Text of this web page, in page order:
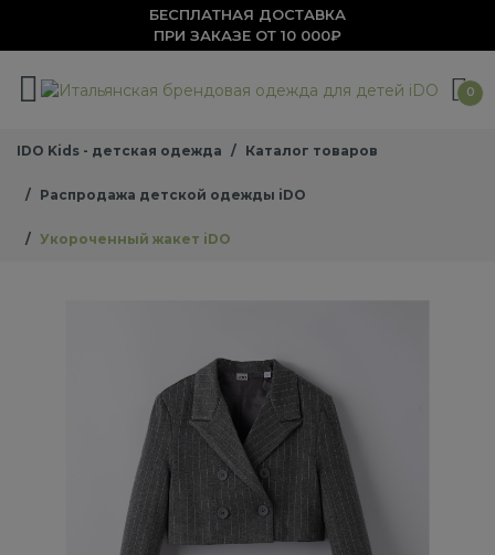
БЕСПЛАТНАЯ ДОСТАВКА
ПРИ ЗАКАЗЕ ОТ 10 000₽
0
IDO Kids - детская одежда Каталог товаров
Распродажа детской одежды iDO
Укороченный жакет iDO